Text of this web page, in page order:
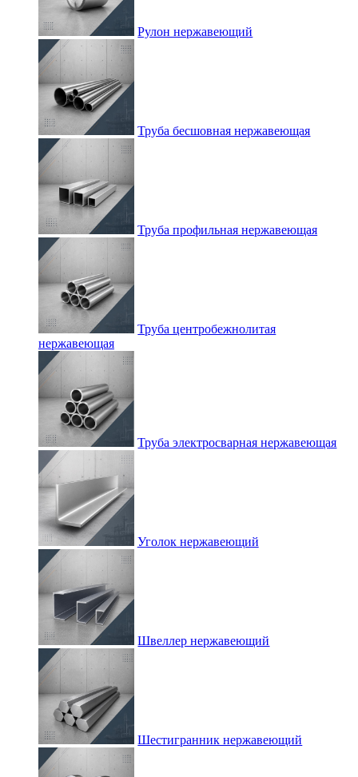
Рулон нержавеющий
Труба бесшовная нержавеющая
Труба профильная нержавеющая
Труба центробежнолитая
нержавеющая
Труба электросварная нержавеющая
Уголок нержавеющий
Швеллер нержавеющий
Шестигранник нержавеющий